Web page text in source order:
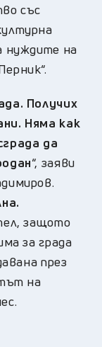
със
нуждите на
Получих
Няма как
да
“, заяви
защото
за града
през
на